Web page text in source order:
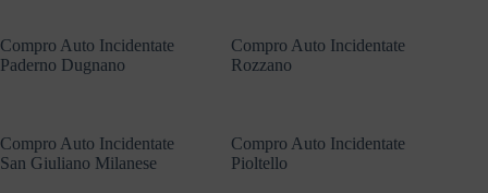
Compro Auto Incidentate
Paderno Dugnano
Compro Auto Incidentate
Rozzano
Compro Auto Incidentate
San Giuliano Milanese
Compro Auto Incidentate
Pioltello